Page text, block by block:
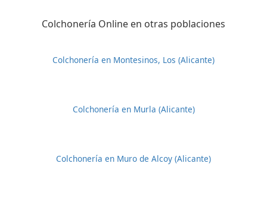
Colchonería Online en otras poblaciones
Colchonería en Montesinos, Los (Alicante)
Colchonería en Murla (Alicante)
Colchonería en Muro de Alcoy (Alicante)